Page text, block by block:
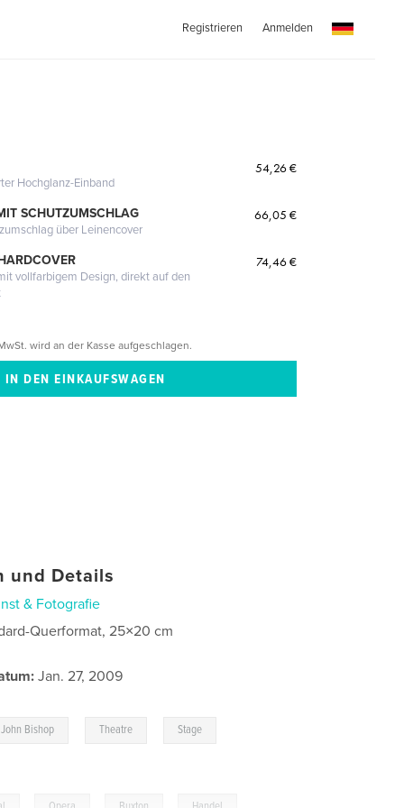
Registrieren Anmelden
Hochglanz-Einband
54,26 €
SCHUTZUMSCHLAG
über Leinencover
66,05 €
vollfarbigem Design, direkt auf den
74,46 €
wird an der Kasse aufgeschlagen.
und Details
& Fotografie
Querformat, 25×20 cm
Jan. 27, 2009
John Bishop Theatre Stage